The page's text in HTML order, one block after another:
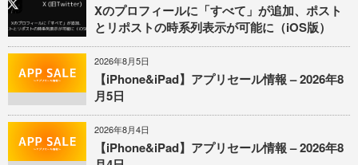
Xのプロフィールに「すべて」が追加、ポスト
とリポストの時系列表示が可能に（iOS版）
2026年8月5日
【iPhone&iPad】アプリセール情報 – 2026年8
月5日
2026年8月4日
【iPhone&iPad】アプリセール情報 – 2026年8